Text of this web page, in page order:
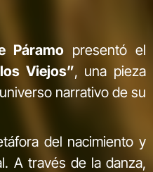
Páramopresentó el
Viejos”, una pieza
narrativo de su
del nacimiento y
A través de la danza,